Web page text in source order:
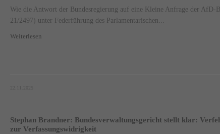
Wie die Antwort der Bundesregierung auf eine Kleine Anfrage der AfD-
21/2497) unter Federführung des Parlamentarischen...
Weiterlesen
Stephan Brandner: Bundesverwaltungsgericht stellt klar:
zur Verfassungswidrigkeit